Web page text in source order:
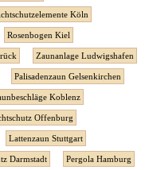
Köln
Rosenbogen Kiel
Zaunanlage Ludwigshafen
Palisadenzaun Gelsenkirchen
Koblenz
Offenburg
Lattenzaun Stuttgart
Darmstadt Pergola Hamburg